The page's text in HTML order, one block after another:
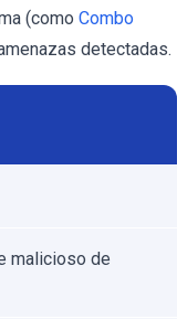
(como Combo
detectadas.
malicioso de